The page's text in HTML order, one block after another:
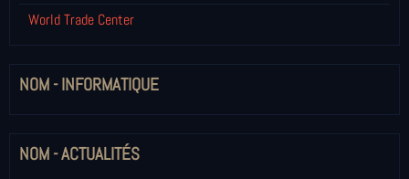
World Trade Center
NOM - INFORMATIQUE
NOM - ACTUALITÉS